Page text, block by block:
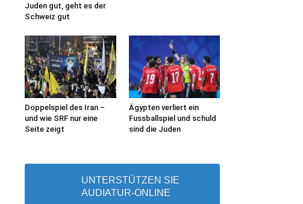
Juden gut, geht es der
Schweiz gut
Doppelspiel des Iran –
und wie SRF nur eine
Seite zeigt
Ägypten verliert ein
Fussballspiel und schuld
sind die Juden
UNTERSTÜTZEN SIE
AUDIATUR-ONLINE